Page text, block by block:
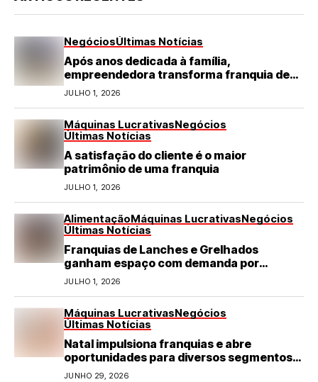
NegóciosÚltimas Notícias
Após anos dedicada à família,
empreendedora transforma franquia de
turismo em negócio de destaque no RN
JULHO 1, 2026
Máquinas LucrativasNegócios
Últimas Notícias
A satisfação do cliente é o maior
patrimônio de uma franquia
JULHO 1, 2026
AlimentaçãoMáquinas LucrativasNegócios
Últimas Notícias
Franquias de Lanches e Grelhados
ganham espaço com demanda por
refeições rápidas e de qualidade
JULHO 1, 2026
Máquinas LucrativasNegócios
Últimas Notícias
Natal impulsiona franquias e abre
oportunidades para diversos segmentos
do varejo
JUNHO 29, 2026